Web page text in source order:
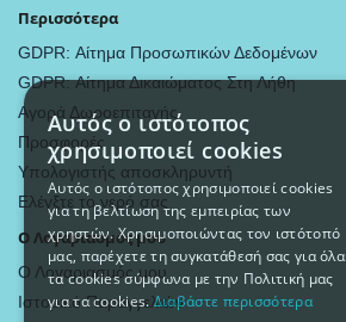
Περισσότερα
GDPR: Αίτημα Προσωπικών Δεδομένων
GDPR: Αίτημα Δικαιώματος Στη Λήθη
Αγορά Δωροεπιταγής
Προσφορές
Υπολογιστής αποσκληρυντή
Ελέγξτε το νερό σας
Ο Λογαριασμός μου
Ο Λογαριασμός μου
Ιστορικό Παραγγελιών
Αυτός ο ιστότοπος
χρησιμοποιεί cookies
Αυτός ο ιστότοπος χρησιμοποιεί cookies
για τη βελτίωση της εμπειρίας των
χρηστών. Χρησιμοποιώντας τον ιστότοπό
μας, παρέχετε τη συγκατάθεσή σας για όλα
τα cookies σύμφωνα με την Πολιτική μας
για τα cookies.Διαβάστε περισσότερα